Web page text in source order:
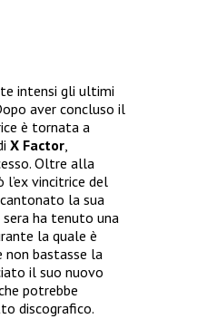
intensi gli ultimi
aver concluso il
è tornata a
X Factor,
Oltre alla
l’ex vincitrice del
la sua
ha tenuto una
la quale è
non bastasse la
il suo nuovo
potrebbe
discografico.